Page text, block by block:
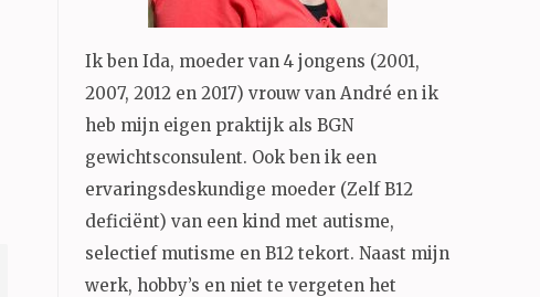
Ik ben Ida, moeder van 4 jongens (2001,
2007, 2012 en 2017) vrouw van André en ik
heb mijn eigen praktijk als BGN
gewichtsconsulent. Ook ben ik een
ervaringsdeskundige moeder (Zelf B12
deficiënt) van een kind met autisme,
selectief mutisme en B12 tekort. Naast mijn
werk, hobby’s en niet te vergeten het